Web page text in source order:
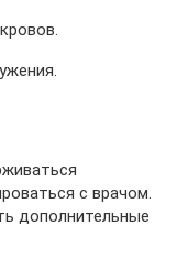
с врачом.
дополнительные